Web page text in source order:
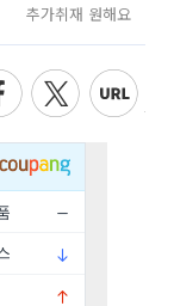
추가취재 원해요